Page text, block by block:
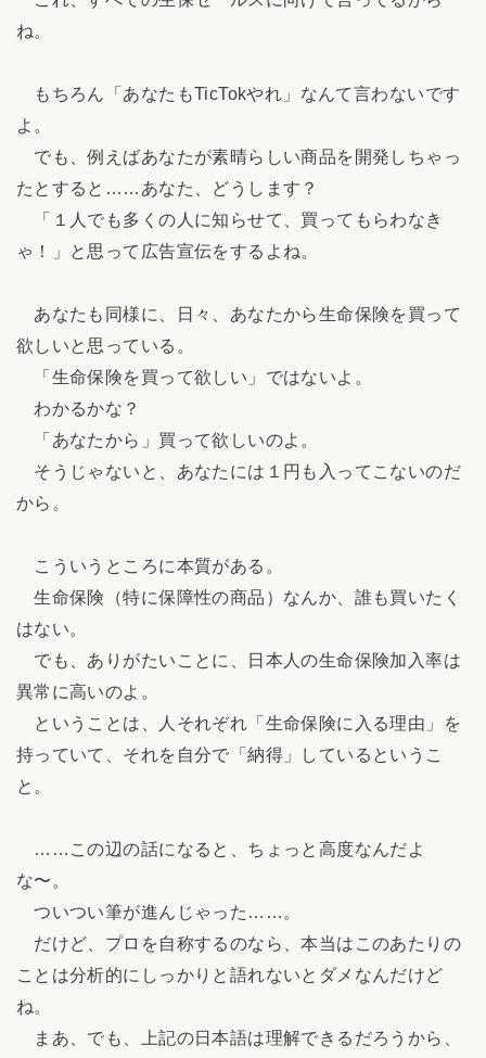
ね。
もちろん「あなたもTicTokやれ」なんて言わないです
よ。
でも、例えばあなたが素晴らしい商品を開発しちゃっ
たとすると……あなた、どうします？
「１人でも多くの人に知らせて、買ってもらわなき
ゃ！」と思って広告宣伝をするよね。
あなたも同様に、日々、あなたから生命保険を買って
欲しいと思っている。
「生命保険を買って欲しい」ではないよ。
わかるかな？
「あなたから」買って欲しいのよ。
そうじゃないと、あなたには１円も入ってこないのだ
から。
こういうところに本質がある。
生命保険（特に保障性の商品）なんか、誰も買いたく
はない。
でも、ありがたいことに、日本人の生命保険加入率は
異常に高いのよ。
ということは、人それぞれ「生命保険に入る理由」を
持っていて、それを自分で「納得」しているというこ
と。
……この辺の話になると、ちょっと高度なんだよ
な〜。
ついつい筆が進んじゃった……。
だけど、プロを自称するのなら、本当はこのあたりの
ことは分析的にしっかりと語れないとダメなんだけど
ね。
まあ、でも、上記の日本語は理解できるだろうから、